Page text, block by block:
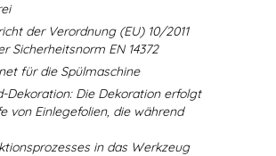
der Verordnung (EU) 10/2011
Sicherheitsnorm EN 14372
für die Spülmaschine
Dekoration: Die Dekoration erfolgt
von Einlegefolien, die während
in das Werkzeug